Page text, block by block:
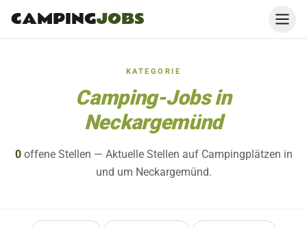
CAMPINGJOBS
KATEGORIE
Camping-Jobs in
Neckargemünd
0offene Stellen — Aktuelle Stellen auf Campingplätzen in
und um Neckargemünd.